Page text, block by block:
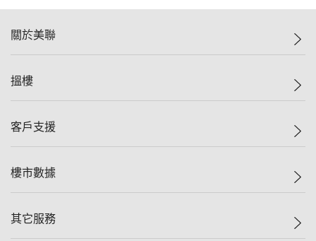
關於美聯
美聯集團
人才招募
搵樓
一手新盤
減價
美聯豪宅
客戶支援
自助放盤
查詢熱線
樓市數據
樓價指數
其它服務